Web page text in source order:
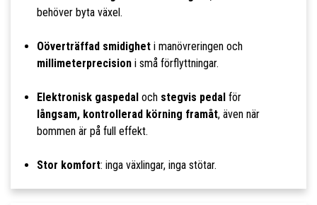
behöver byta växel.
Oöverträffad smidigheti manövreringen och
millimeterprecisioni små förflyttningar.
Elektronisk gaspedal och stegvis pedal för
långsam, kontrollerad körning framåt, även när
bommen är på full effekt.
Stor komfort: inga växlingar, inga stötar.